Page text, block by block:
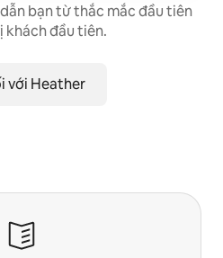
bạn từ thắc mắc đầu tiên
khách đầu tiên.
với Heather